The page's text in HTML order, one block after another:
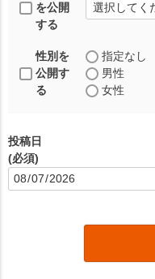
を公開
する
性別を
公開す
る
指定なし
男性
女性
投稿日
(必須)